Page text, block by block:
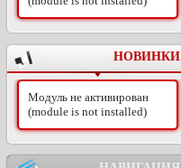
НОВИНКИ
Модуль не активирован
(module is not installed)